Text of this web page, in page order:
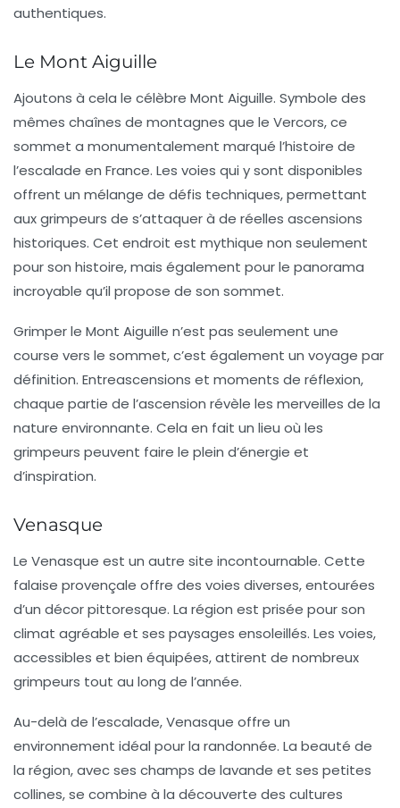
authentiques.
Le Mont Aiguille
Ajoutons à cela le célèbre Mont Aiguille. Symbole des
mêmes chaînes de montagnes que le Vercors, ce
sommet a monumentalement marqué l’histoire de
l’escalade en France. Les voies qui y sont disponibles
offrent un mélange de défis techniques, permettant
aux grimpeurs de s’attaquer à de réelles ascensions
historiques. Cet endroit est mythique non seulement
pour son histoire, mais également pour le panorama
incroyable qu’il propose de son sommet.
Grimper le Mont Aiguille n’est pas seulement une
course vers le sommet, c’est également un voyage par
définition. Entreascensions et moments de réflexion,
chaque partie de l’ascension révèle les merveilles de la
nature environnante. Cela en fait un lieu où les
grimpeurs peuvent faire le plein d’énergie et
d’inspiration.
Venasque
Le Venasque est un autre site incontournable. Cette
falaise provençale offre des voies diverses, entourées
d’un décor pittoresque. La région est prisée pour son
climat agréable et ses paysages ensoleillés. Les voies,
accessibles et bien équipées, attirent de nombreux
grimpeurs tout au long de l’année.
Au-delà de l’escalade,Venasque offre un
environnement idéal pour la randonnée. La beauté de
la région, avec ses champs de lavande et ses petites
collines, se combine à la découverte des cultures